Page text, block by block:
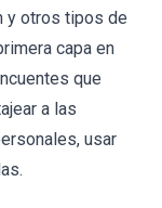
y otros tipos de
capa en
que
a las
usar